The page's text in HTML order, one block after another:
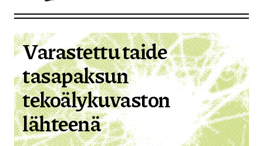
Varastettu taide
tasapaksun
tekoälykuvaston
lähteenä